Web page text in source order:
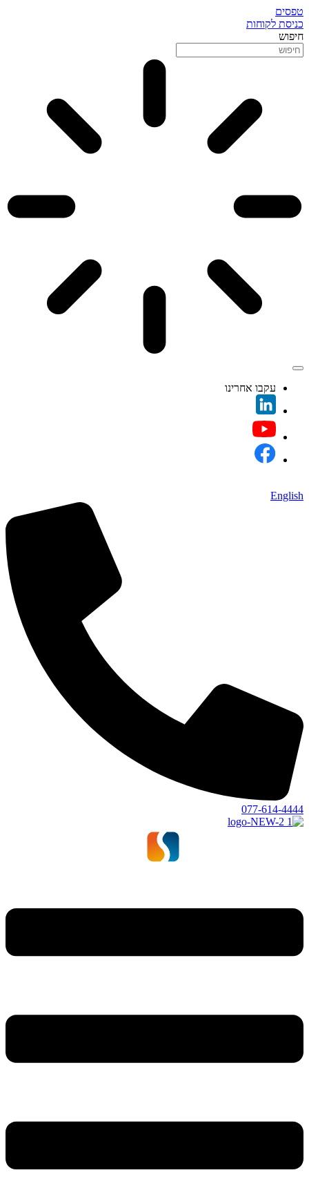
טפסים
כניסת לקוחות
חיפוש
עקבו אחרינו
English
077-614-4444